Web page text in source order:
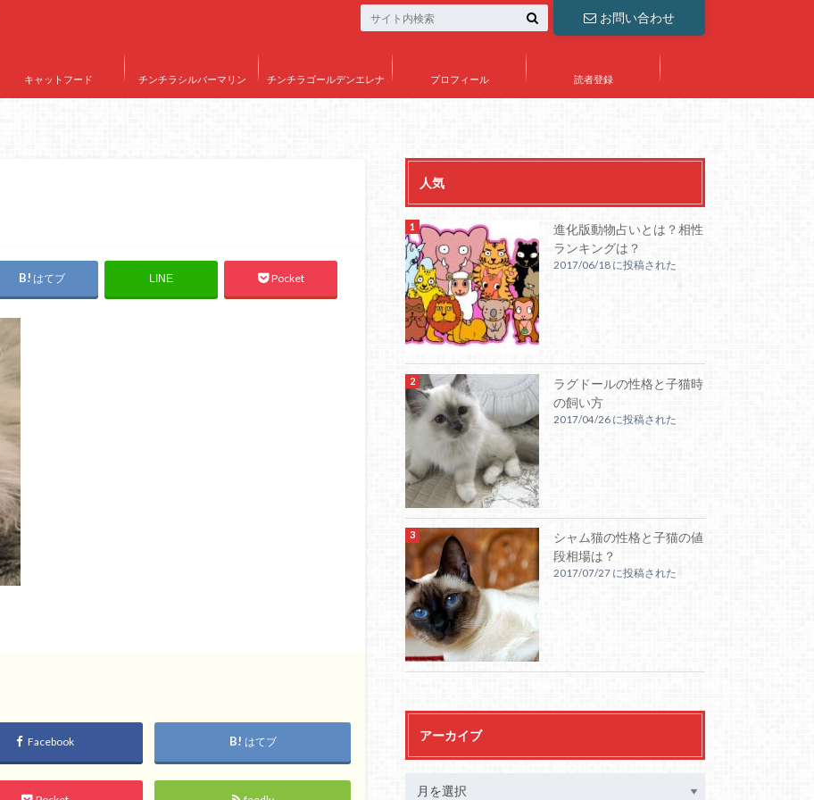
お問い合わせ
キャットフード チンチラシルバーマリン チンチラゴールデンエレナ プロフィール 読者登録
はてブ LINE Pocket
Facebook はてブ
人気
進化版動物占いとは？相性
ランキングは？
2017/06/18 に投稿された
ラグドールの性格と子猫時
の飼い方
2017/04/26 に投稿された
シャム猫の性格と子猫の値
段相場は？
2017/07/27 に投稿された
アーカイブ